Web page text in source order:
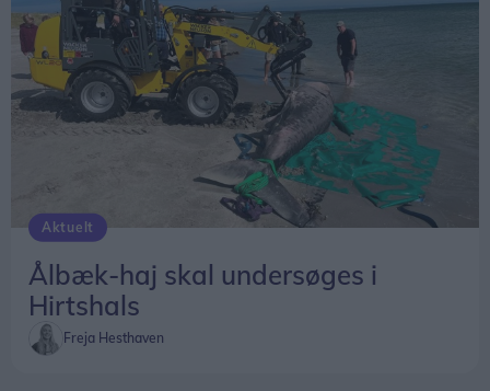
Aktuelt
Ålbæk-haj skal undersøges i
Hirtshals
Freja Hesthaven